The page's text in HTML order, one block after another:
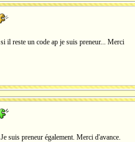
si il reste un code ap je suis preneur... Merci
Je suis preneur également. Merci d'avance.